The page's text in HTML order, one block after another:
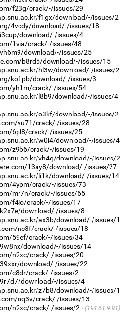
f23g/crack/-/issues/29
f1gx/download/-/issues/2
4vcdy/download/-/issues/18
download/-/issues/4
1via/crack/-/issues/48
download/-/issues/25
b8rd5/download/-/issues/15
hl3w/download/-/issues/2
ko1pb/download/-/issues/3
yh1m/crack/-/issues/54
l8b9/download/-/issues/4
o3kf/download/-/issues/2
vu71/crack/-/issues/28
6pl8/crack/-/issues/25
w0i4/download/-/issues/4
z9b6/crack/-/issues/19
vh4q/download/-/issues/2
13ay8/download/-/issues/27
li1k/download/-/issues/14
4ypm/crack/-/issues/73
mr7n/crack/-/issues/65
f4io/crack/-/issues/17
download/-/issues/8
ax3b/download/-/issues/1
nc3f/crack/-/issues/18
59ef/crack/-/issues/34
download/-/issues/14
n2xc/crack/-/issues/20
download/-/issues/22
c8dr/crack/-/issues/2
download/-/issues/4
z7b8/download/-/issues/1
oq3v/crack/-/issues/13
n2xc/crack/-/issues/2
(194.61.9.91)